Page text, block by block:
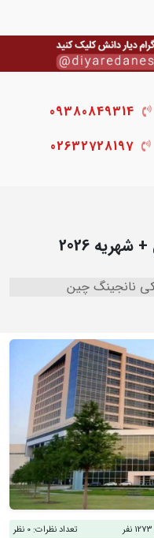
09380849314
02632728197
2026
نانجینگ چین
1273 نفر تعداد نظرات: 0 نظر